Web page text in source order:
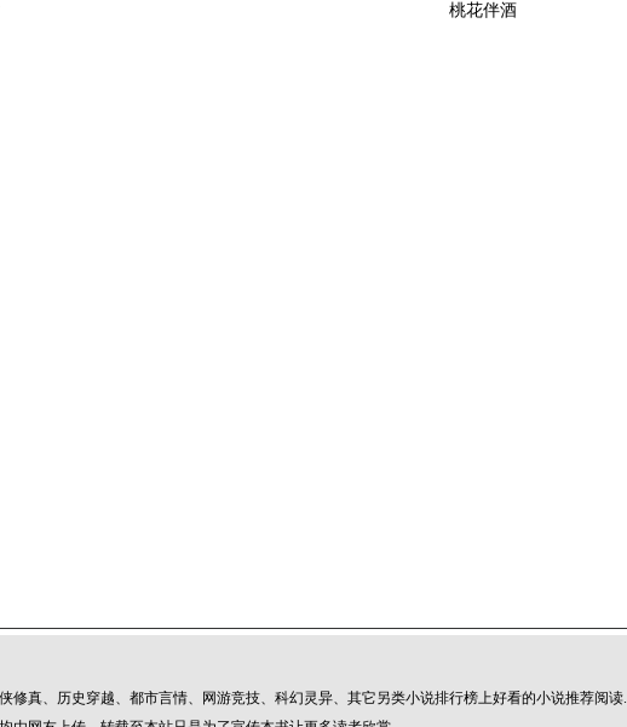
桃花伴酒
真、历史穿越、都市言情、网游竞技、科幻灵异、其它另类小说排行榜上好看的小说推荐阅读.